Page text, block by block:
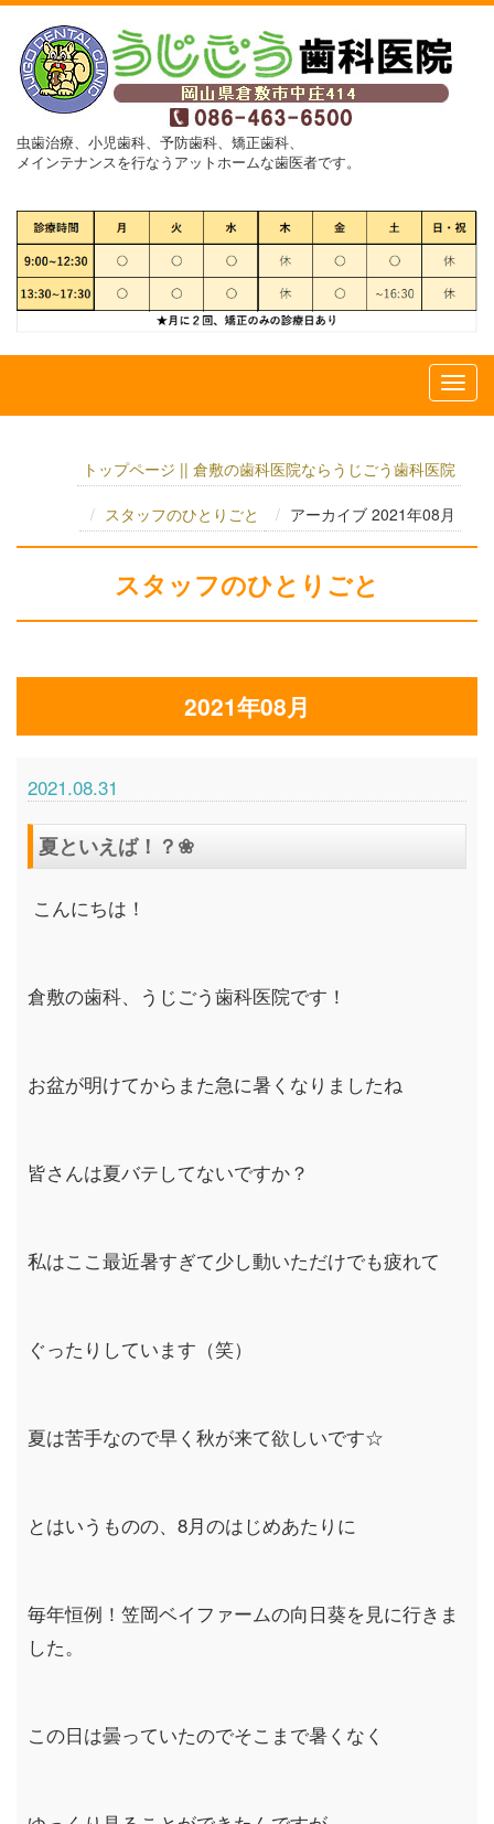
虫歯治療、小児歯科、予防歯科、矯正歯科、
メインテナンスを行なうアットホームな歯医者です。
トップページ || 倉敷の歯科医院ならうじごう歯科医院
スタッフのひとりごと アーカイブ 2021年08月
スタッフのひとりごと
2021年08月
2021.08.31
夏といえば！？❀
こんにちは！
倉敷の歯科、うじごう歯科医院です！
お盆が明けてからまた急に暑くなりましたね
皆さんは夏バテしてないですか？
私はここ最近暑すぎて少し動いただけでも疲れて
ぐったりしています（笑）
夏は苦手なので早く秋が来て欲しいです☆
とはいうものの、 8月のはじめあたりに
毎年恒例！笠岡ベイファームの向日葵を見に行きま
した。
この日は曇っていたのでそこまで暑くなく